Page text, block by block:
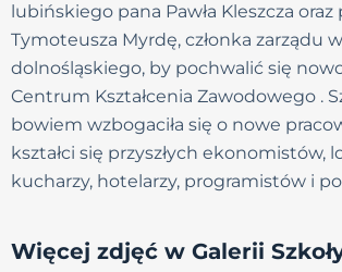
lubińskiego pana Pawła Kleszcza oraz
Tymoteusza Myrdę, członka zarządu
dolnośląskiego, by pochwalić się
Centrum Kształcenia Zawodowego .
bowiem wzbogaciła się o nowe
kształci się przyszłych ekonomistów,
kucharzy, hotelarzy, programistów i
Więcej zdjęć w Galerii